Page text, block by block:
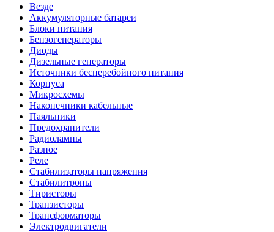
Везде
Аккумуляторные батареи
Блоки питания
Бензогенераторы
Диоды
Дизельные генераторы
Источники бесперебойного питания
Корпуса
Микросхемы
Наконечники кабельные
Паяльники
Предохранители
Радиолампы
Разное
Реле
Стабилизаторы напряжения
Стабилитроны
Тиристоры
Транзисторы
Трансформаторы
Электродвигатели